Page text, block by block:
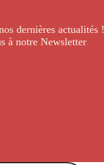
dernières actualités !
à notre Newsletter.